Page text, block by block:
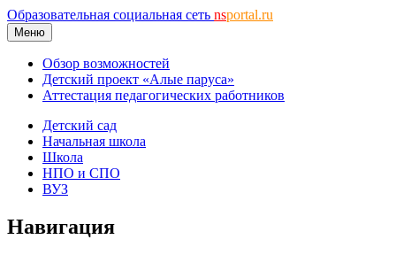
Образовательная социальная сеть nsportal.ru
Меню
Обзор возможностей
Детский проект «Алые паруса»
Аттестация педагогических работников
Детский сад
Начальная школа
Школа
НПО и СПО
ВУЗ
Навигация